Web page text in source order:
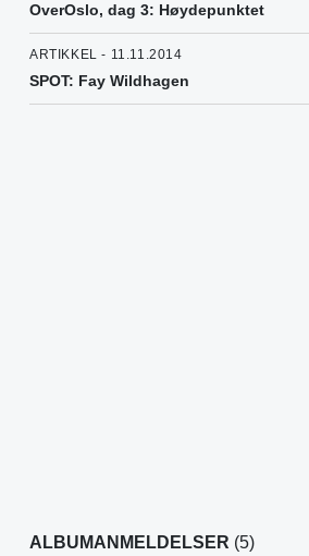
OverOslo, dag 3: Høydepunktet
ARTIKKEL - 11.11.2014
SPOT: Fay Wildhagen
ALBUMANMELDELSER (5)